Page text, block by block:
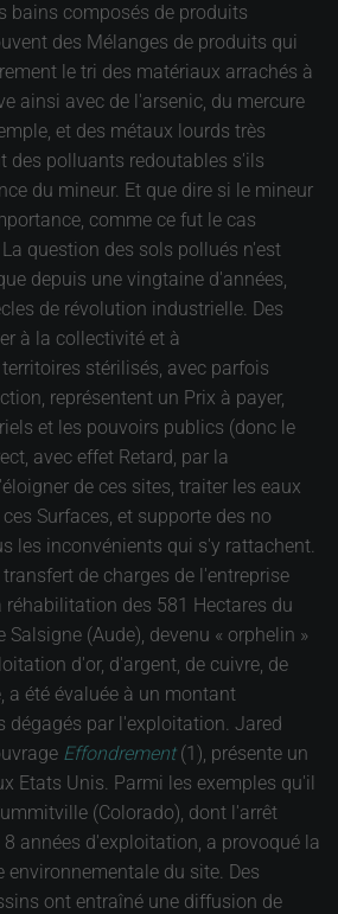
bains composés de produits
des Mélanges de produits qui
le tri des matériaux arrachés à
ainsi avec de l'arsenic, du mercure
et des métaux lourds très
des polluants redoutables s'ils
du mineur. Et que dire si le mineur
comme ce fut le cas
question des sols pollués n'est
depuis une vingtaine d'années,
de révolution industrielle. Des
à la collectivité et à
stérilisés, avec parfois
représentent un Prix à payer,
et les pouvoirs publics (donc le
avec effet Retard, par la
de ces sites, traiter les eaux
Surfaces, et supporte des no
les inconvénients qui s'y rattachent.
de charges de l'entreprise
des 581 Hectares du
Salsigne (Aude), devenu « orphelin »
d'or, d'argent, de cuivre, de
a été évaluée à un montant
dégagés par l'exploitation. Jared
Effondrement (1), présente un
Etats Unis. Parmi les exemples qu'il
(Colorado), dont l'arrêt
années d'exploitation, a provoqué la
du site. Des
ont entraîné une diffusion de